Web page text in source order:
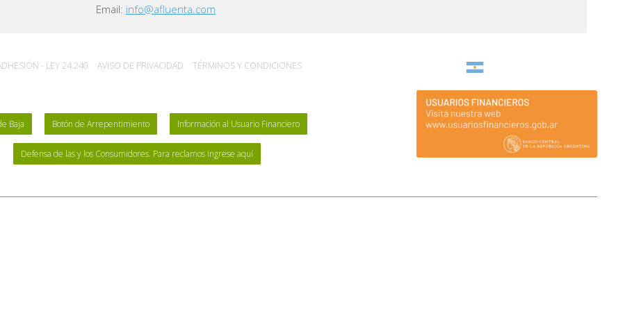
Email: info@afluenta.com
- LEY 24.240 AVISO DE PRIVACIDAD TÉRMINOS Y CONDICIONES
Baja Botón de Arrepentimiento Información al Usuario Financiero
Defensa de las y los Consumidores. Para reclamos ingrese aquí